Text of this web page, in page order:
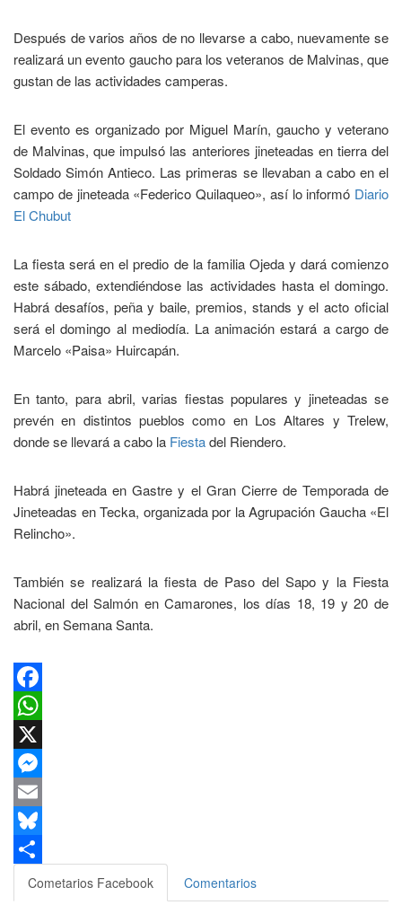
Después de varios años de no llevarse a cabo, nuevamente se
realizará un evento gaucho para los veteranos de Malvinas, que
gustan de las actividades camperas.
El evento es organizado por Miguel Marín, gaucho y veterano
de Malvinas, que impulsó las anteriores jineteadas en tierra del
Soldado Simón Antieco. Las primeras se llevaban a cabo en el
campo de jineteada «Federico Quilaqueo», así lo informó Diario
El Chubut
La fiesta será en el predio de la familia Ojeda y dará comienzo
este sábado, extendiéndose las actividades hasta el domingo.
Habrá desafíos, peña y baile, premios, stands y el acto oficial
será el domingo al mediodía. La animación estará a cargo de
Marcelo «Paisa» Huircapán.
En tanto, para abril, varias fiestas populares y jineteadas se
prevén en distintos pueblos como en Los Altares y Trelew,
donde se llevará a cabo la Fiestadel Riendero.
Habrá jineteada en Gastre y el Gran Cierre de Temporada de
Jineteadas en Tecka, organizada por la Agrupación Gaucha «El
Relincho».
También se realizará la fiesta de Paso del Sapo y la Fiesta
Nacional del Salmón en Camarones, los días 18, 19 y 20 de
abril, en Semana Santa.
Facebook
WhatsApp
X
Messenger
Email
Bluesky
Compartir
Cometarios Facebook Comentarios